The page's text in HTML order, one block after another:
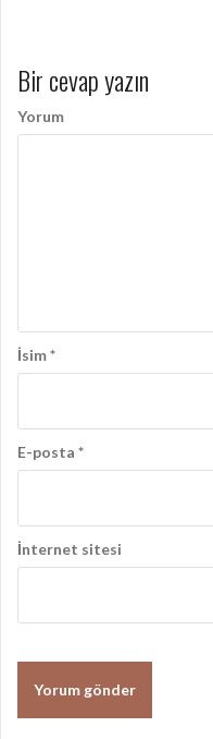
d
o
l
ı
Bir cevap yazın
Yorum
İsim*
E-posta *
İnternet sitesi